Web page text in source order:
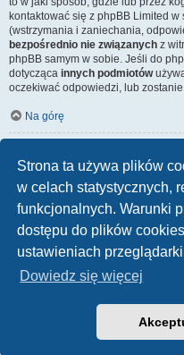
Strona ta używa plików
w celach statystycznych,
funkcjonalnych. Warunki
dostępu do plików
ustawieniach
Dowiedz się więcej
kontaktować się z phpBB Limited
(wstrzymania i zaniechania,
bezpośrednio nie związanych z
phpBB samym w sobie. Jeśli do
dotycząca innych podmiotów
oczekiwać odpowiedzi, lub
Na górę
Wszyscy użytkownicy witryny
przez administratora witryny –
mogą także używać odnośnika
Na górę
Technologię dostarcza
Polski pakiet